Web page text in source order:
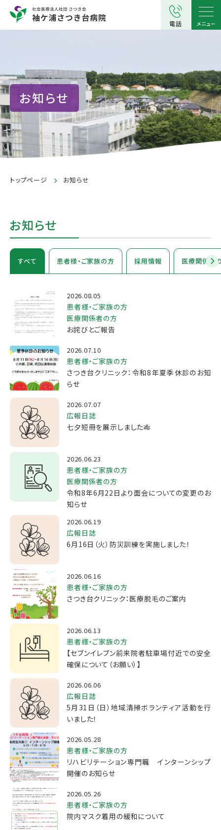
電話 メニュー
お知らせ
トップページ お知らせ
お知らせ
すべて 患者様・ご家族の方 採用情報 医療関係者
2026.08.05
患者様・ご家族の方
医療関係者の方
お詫びとご報告
2026.07.10
患者様・ご家族の方
さつき台クリニック：令和8年夏季休診のお知
らせ
2026.07.07
広報日誌
七夕短冊を展示しました🎋
2026.06.23
患者様・ご家族の方
医療関係者の方
令和8年6月22日より面会についての変更のお
知らせ
2026.06.19
広報日誌
6月16日（火）防災訓練を実施しました！
2026.06.16
患者様・ご家族の方
さつき台クリニック：医療脱毛のご案内
2026.06.13
患者様・ご家族の方
【セブンイレブン前来院者駐車場付近での安全
確保について（お願い）】
2026.06.06
広報日誌
5月31日（日）地域清掃ボランティア活動を行
いました！
2026.05.28
患者様・ご家族の方
リハビリテーション専門職 インターンシップ
開催のお知らせ
2026.05.26
患者様・ご家族の方
院内マスク着用の緩和について